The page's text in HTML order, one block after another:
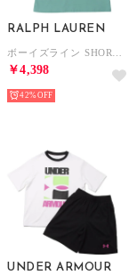
RALPH LAUREN
￥4,398
42%
UNDER ARMOUR